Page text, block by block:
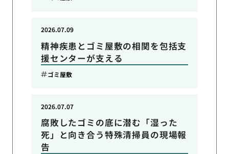
精神疾患とゴミ屋敷の相関を包括支
援センターが支える
2026.07.09
ゴミ屋敷
腐敗したゴミの底に潜む「湿った
死」と向き合う特殊清掃員の現場報
告
2026.07.07